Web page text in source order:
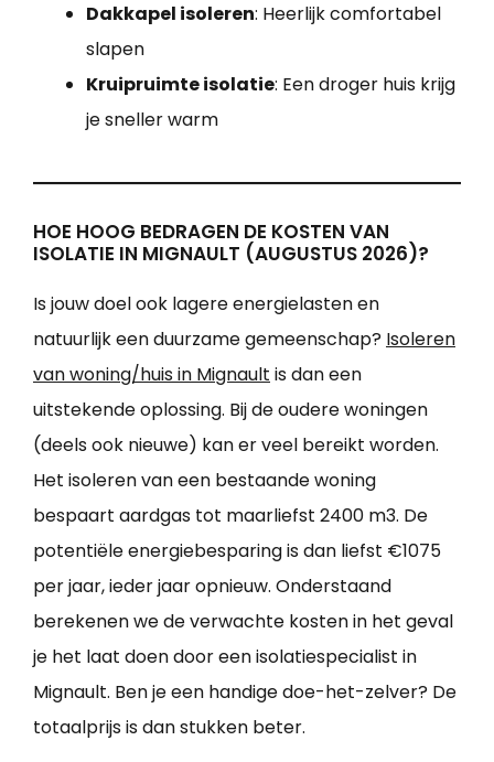
Dakkapel isoleren: Heerlijk comfortabel
slapen
Kruipruimte isolatie: Een droger huis krijg
je sneller warm
HOE HOOG BEDRAGEN DE KOSTEN VAN
ISOLATIE IN MIGNAULT (AUGUSTUS 2026)?
Is jouw doel ook lagere energielasten en
natuurlijk een duurzame gemeenschap? Isoleren
van woning/huis in Mignault is dan een
uitstekende oplossing. Bij de oudere woningen
(deels ook nieuwe) kan er veel bereikt worden.
Het isoleren van een bestaande woning
bespaart aardgas tot maarliefst 2400 m3. De
potentiële energiebesparing is dan liefst €1075
per jaar, ieder jaar opnieuw. Onderstaand
berekenen we de verwachte kosten in het geval
je het laat doen door een isolatiespecialist in
Mignault. Ben je een handige doe-het-zelver? De
totaalprijs is dan stukken beter.